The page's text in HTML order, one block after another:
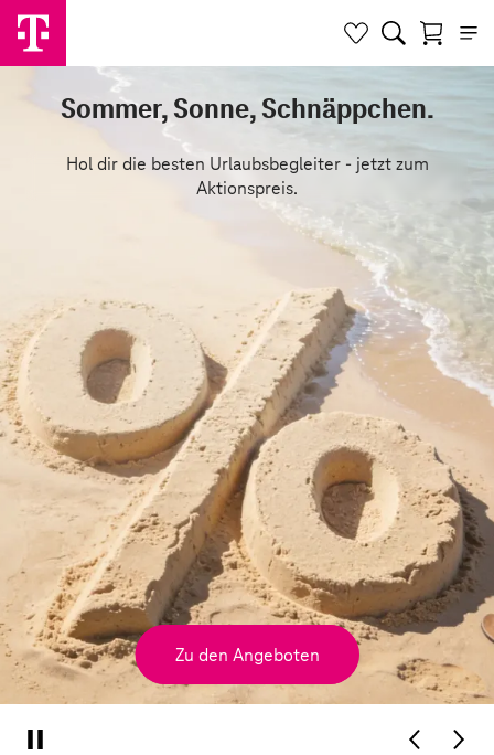
Sommer, Sonne, Schnäppchen.
Hol dir die besten Urlaubsbegleiter - jetzt zum
Aktionspreis.
Zu den Angeboten